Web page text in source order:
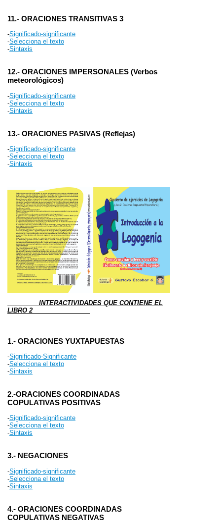
11.- ORACIONES TRANSITIVAS 3
-Significado-significante
-Selecciona el texto
-Sintaxis
12.- ORACIONES IMPERSONALES (Verbos
meteorológicos)
-Significado-significante
-Selecciona el texto
-Sintaxis
13.- ORACIONES PASIVAS (Reflejas)
-Significado-significante
-Selecciona el texto
-Sintaxis
INTERACTIVIDADES QUE CONTIENE EL
LIBRO 2
1.- ORACIONES YUXTAPUESTAS
-Significado-Significante
-Selecciona el texto
-Sintaxis
2.-ORACIONES COORDINADAS
COPULATIVAS POSITIVAS
-Significado-significante
-Selecciona el texto
-Sintaxis
3.- NEGACIONES
-Significado-significante
-Selecciona el texto
-Sintaxis
4.- ORACIONES COORDINADAS
COPULATIVAS NEGATIVAS